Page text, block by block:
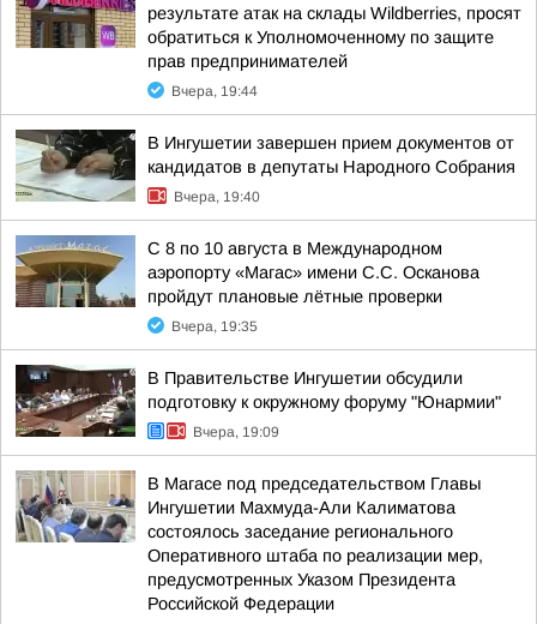
результате атак на склады Wildberries, просят
обратиться к Уполномоченному по защите
прав предпринимателей
Вчера, 19:44
В Ингушетии завершен прием документов от
кандидатов в депутаты Народного Собрания
Вчера, 19:40
С 8 по 10 августа в Международном
аэропорту «Магас» имени С.С. Осканова
пройдут плановые лётные проверки
Вчера, 19:35
В Правительстве Ингушетии обсудили
подготовку к окружному форуму "Юнармии"
Вчера, 19:09
В Магасе под председательством Главы
Ингушетии Махмуда-Али Калиматова
состоялось заседание регионального
Оперативного штаба по реализации мер,
предусмотренных Указом Президента
Российской Федерации